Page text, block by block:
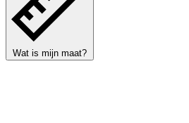
Wat is mijn maat?